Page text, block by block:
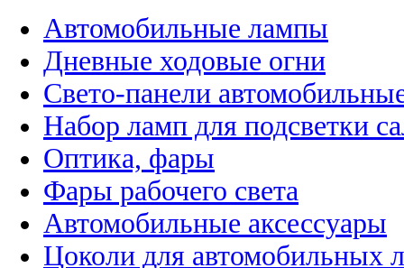
Автомобильные лампы
Дневные ходовые огни
Свето-панели
Набор ламп для подсветки
Оптика, фары
Фары рабочего света
Автомобильные аксессуары
Цоколи для автомобильных